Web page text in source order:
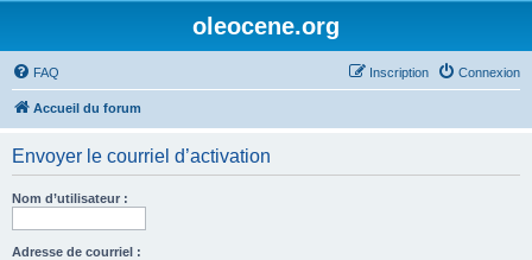
oleocene.org
FAQ Connexion
Inscription
Accueil du forum
Envoyer le courriel d’activation
Nom d’utilisateur :
Adresse de courriel :